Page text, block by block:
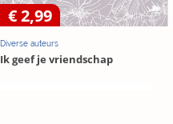
€ 2,99
Diverse auteurs
Ik geef je vriendschap